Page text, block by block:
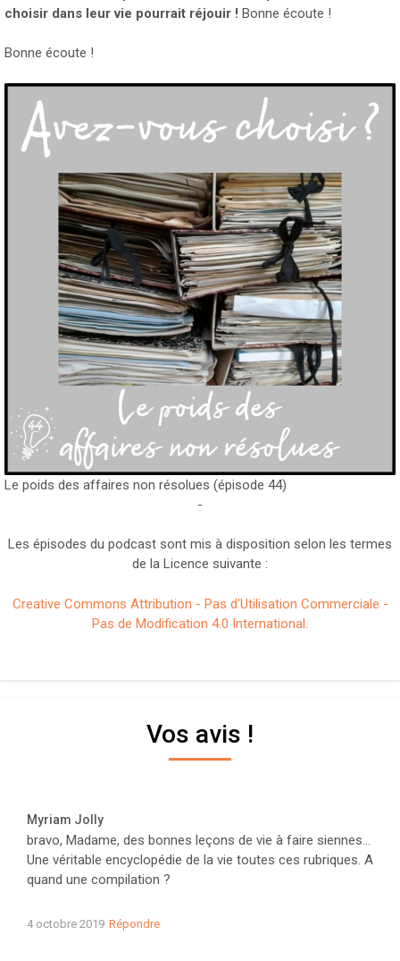
choisir dans leur vie pourrait réjouir ! Bonne écoute !
Bonne écoute !
Le poids des affaires non résolues (épisode 44)
-
Les épisodes du podcast sont mis à disposition selon les termes
de la Licence suivante :
Creative Commons Attribution - Pas d'Utilisation Commerciale -
Pas de Modification 4.0 International.
Vos avis !
Myriam Jolly
bravo, Madame, des bonnes leçons de vie à faire siennes…
Une véritable encyclopédie de la vie toutes ces rubriques. A
quand une compilation ?
4 octobre 2019 Répondre